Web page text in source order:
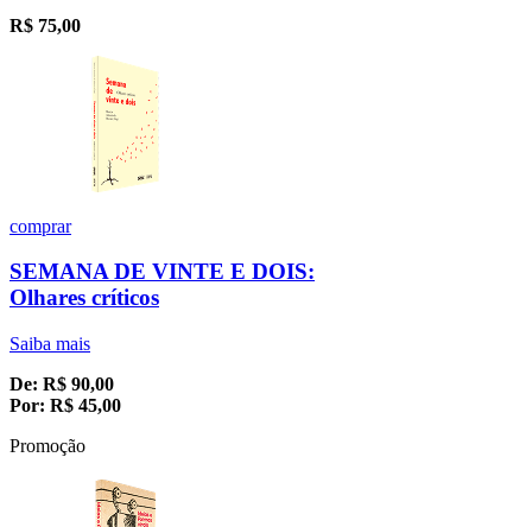
R$ 75,00
comprar
SEMANA DE VINTE E DOIS:
Olhares críticos
Saiba mais
De: R$ 90,00
Por: R$ 45,00
Promoção